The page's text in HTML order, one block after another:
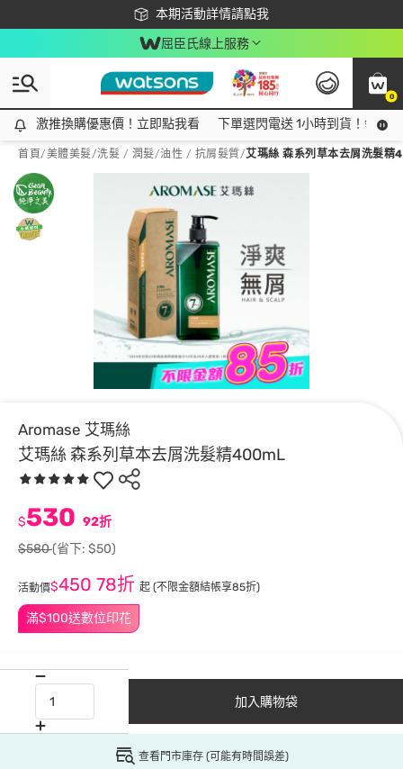
本期活動詳情請點我
下載app最高回饋$350
屈臣氏線上服務
0
激推換購優惠價！立即點我看
激推換購優惠價！立即點我看 下單選閃電送 1小時到貨！領神
首頁/美體美髮/洗髮 / 潤髮/油性 / 抗屑髮質/艾瑪絲 森系列草本去屑洗髮精
Aromase 艾瑪絲
艾瑪絲 森系列草本去屑洗髮精400mL
滿$100送數位印花
$530 92折
$580(省下: $50)
活動價$450 78折 起 (不限金額結帳享85折)
加入購物袋
查看門市庫存 (可能有時間誤差)